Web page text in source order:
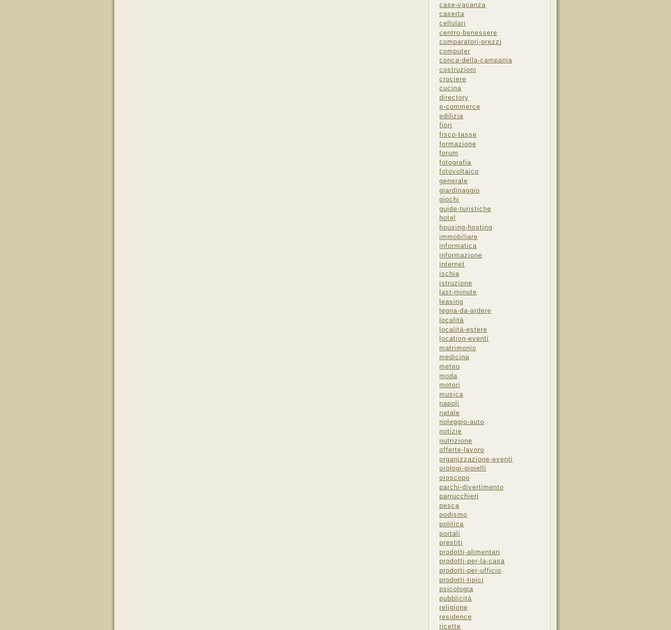
case-vacanza
caserta
cellulari
centro-benessere
comparatori-prezzi
computer
conca-della-campania
costruzioni
crociere
cucina
directory
e-commerce
edilizia
fiori
fisco-tasse
formazione
forum
fotografia
fotovoltaico
generale
giardinaggio
giochi
guide-turistiche
hotel
housing-hosting
immobiliare
informatica
informazione
internet
ischia
istruzione
last-minute
leasing
legna-da-ardere
località
località-estere
location-eventi
matrimonio
medicina
meteo
moda
motori
musica
napoli
natale
noleggio-auto
notizie
nutrizione
offerte-lavoro
organizzazione-eventi
orologi-gioielli
oroscopo
parchi-divertimento
parrucchieri
pesca
podismo
politica
portali
prestiti
prodotti-alimentari
prodotti-per-la-casa
prodotti-per-ufficio
prodotti-tipici
psicologia
pubblicità
religione
residence
ricette